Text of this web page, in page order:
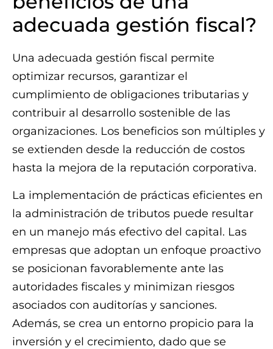
adecuada gestión fiscal?
Una adecuada gestión fiscal permite
optimizar recursos, garantizar el
cumplimiento de obligaciones tributarias y
contribuir al desarrollo sostenible de las
organizaciones. Los beneficios son múltiples y
se extienden desde la reducción de costos
hasta la mejora de la reputación corporativa.
La implementación de prácticas eficientes en
la administración de tributos puede resultar
en un manejo más efectivo del capital. Las
empresas que adoptan un enfoque proactivo
se posicionan favorablemente ante las
autoridades fiscales y minimizan riesgos
asociados con auditorías y sanciones.
Además, se crea un entorno propicio para la
inversión y el crecimiento, dado que se